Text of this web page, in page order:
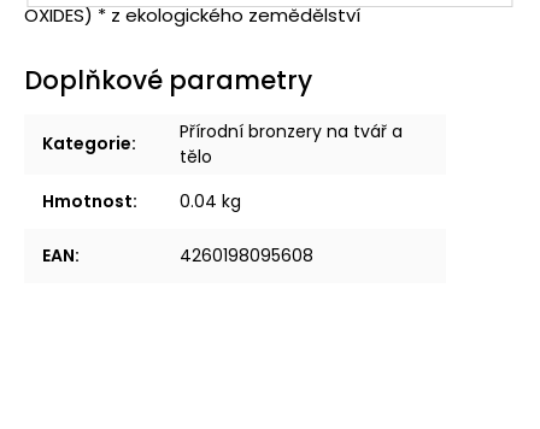
OXIDES) * z ekologického zemědělství
Doplňkové parametry
Kategorie:
Přírodní bronzery na tvář a
tělo
Hmotnost: 0.04 kg
EAN: 4260198095608